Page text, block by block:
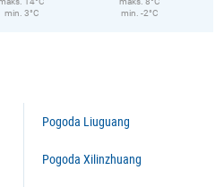
min. 3°C
min. -2°C
Pogoda Liuguang
Pogoda Xilinzhuang